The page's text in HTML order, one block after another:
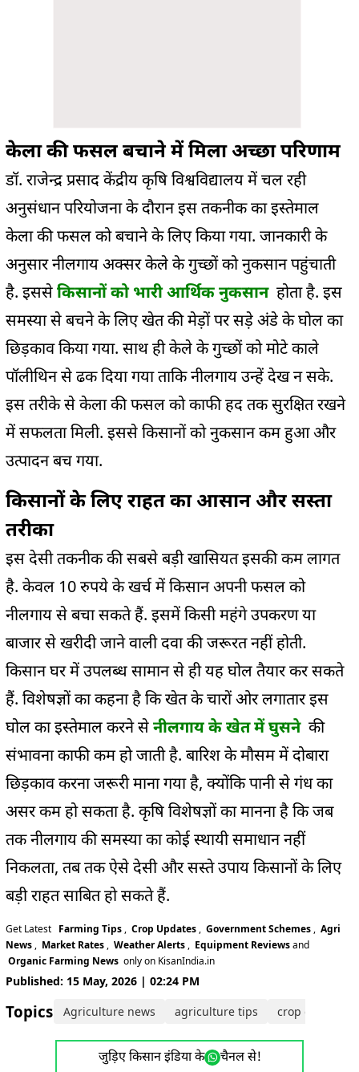
केला की फसल बचाने में मिला अच्छा परिणाम
डॉ. राजेन्द्र प्रसाद केंद्रीय कृषि विश्वविद्यालय में चल रही
अनुसंधान परियोजना के दौरान इस तकनीक का इस्तेमाल
केला की फसल को बचाने के लिए किया गया. जानकारी के
अनुसार नीलगाय अक्सर केले के गुच्छों को नुकसान पहुंचाती
है. इससेकिसानों को भारी आर्थिक नुकसानहोता है. इस
समस्या से बचने के लिए खेत की मेड़ों पर सड़े अंडे के घोल का
छिड़काव किया गया. साथ ही केले के गुच्छों को मोटे काले
पॉलीथिन से ढक दिया गया ताकि नीलगाय उन्हें देख न सके.
इस तरीके से केला की फसल को काफी हद तक सुरक्षित रखने
में सफलता मिली. इससे किसानों को नुकसान कम हुआ और
उत्पादन बच गया.
किसानों के लिए राहत का आसान और सस्ता
तरीका
इस देसी तकनीक की सबसे बड़ी खासियत इसकी कम लागत
है. केवल 10 रुपये के खर्च में किसान अपनी फसल को
नीलगाय से बचा सकते हैं. इसमें किसी महंगे उपकरण या
बाजार से खरीदी जाने वाली दवा की जरूरत नहीं होती.
किसान घर में उपलब्ध सामान से ही यह घोल तैयार कर सकते
हैं. विशेषज्ञों का कहना है कि खेत के चारों ओर लगातार इस
घोल का इस्तेमाल करने सेनीलगाय के खेत में घुसनेकी
संभावना काफी कम हो जाती है. बारिश के मौसम में दोबारा
छिड़काव करना जरूरी माना गया है, क्योंकि पानी से गंध का
असर कम हो सकता है. कृषि विशेषज्ञों का मानना है कि जब
तक नीलगाय की समस्या का कोई स्थायी समाधान नहीं
निकलता, तब तक ऐसे देसी और सस्ते उपाय किसानों के लिए
बड़ी राहत साबित हो सकते हैं.
Get Latest Farming Tips , Crop Updates , Government Schemes , Agri
News , Market Rates , Weather Alerts , Equipment Reviewsand
Organic Farming News only on KisanIndia.in
Published: 15 May, 2026 | 02:24 PM
Topics: Agriculture news agriculture tips crop damage
जुड़िए किसान इंडिया के चैनल से!